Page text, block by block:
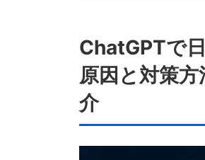
ChatGPTで
原因と対策
介